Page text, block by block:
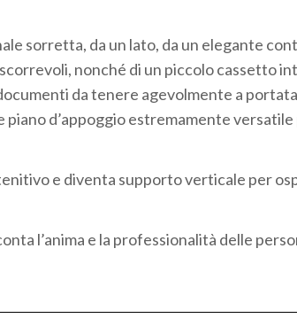
sorretta, da un lato, da un elegante
nonché di un piccolo cassetto
da tenere agevolmente a portata
d’appoggio estremamente
e diventa supporto verticale per
l’anima e la professionalità delle